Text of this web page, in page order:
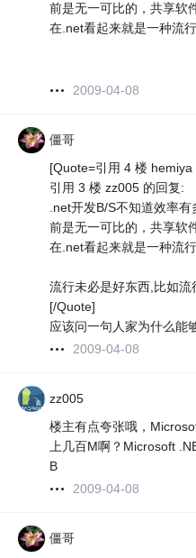
前是无一可比的，共享软
在.net看起来就是一种流行
2009-04-08
僵哥
[Quote=引用 4 楼 hemiya
引用 3 楼 zz005 的回复:
.net开发B/S不知道效率
前是无一可比的，共享软
在.net看起来就是一种流行
流行未必是好东西,比如流
[/Quote]
应该问一句人家为什么能
2009-04-08
zz005
楼主有点夸张哦，
上几百M啊？Microsoft
B
2009-04-08
僵哥